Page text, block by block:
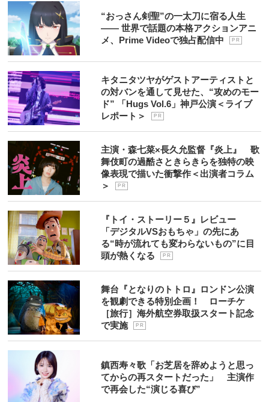
“おっさん剣聖”の一太刀に宿る人生
―― 世界で話題の本格アクションアニ
メ、Prime Videoで独占配信中
P R
キタニタツヤがゲストアーティストと
の対バンを通して見せた、“攻めのモー
ド” 「Hugs Vol.6」神戸公演＜ライブ
レポート＞
P R
主演・森七菜×長久允監督『炎上』 歌
舞伎町の過酷さときらきらを独特の映
像表現で描いた衝撃作＜出演者コラム
＞
P R
『トイ・ストーリー５』レビュー
「デジタルVSおもちゃ」の先にあ
る“時が流れても変わらないもの”に目
頭が熱くなる
P R
舞台『となりのトトロ』ロンドン公演
を観劇できる特別企画！ ローチケ
［旅行］海外航空券取扱スタート記念
で実施
P R
鎮西寿々歌「お芝居を辞めようと思っ
てからの再スタートだった」 主演作
で再会した“演じる喜び”